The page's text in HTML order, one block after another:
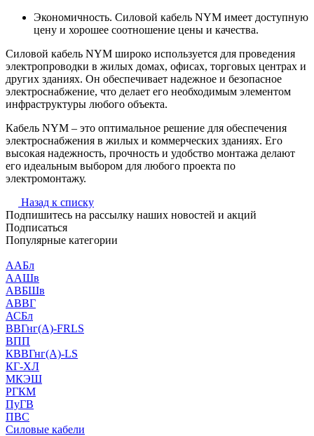
Экономичность. Силовой кабель NYM имеет доступную
цену и хорошее соотношение цены и качества.
Силовой кабель NYM широко используется для проведения
электропроводки в жилых домах, офисах, торговых центрах и
других зданиях. Он обеспечивает надежное и безопасное
электроснабжение, что делает его необходимым элементом
инфраструктуры любого объекта.
Кабель NYM – это оптимальное решение для обеспечения
электроснабжения в жилых и коммерческих зданиях. Его
высокая надежность, прочность и удобство монтажа делают
его идеальным выбором для любого проекта по
электромонтажу.
Назад к списку
Подпишитесь на рассылку наших новостей и акций
Подписаться
Популярные категории
ААБл
ААШв
АВБШв
АВВГ
АСБл
ВВГнг(А)-FRLS
ВПП
КВВГнг(А)-LS
КГ-ХЛ
МКЭШ
РГКМ
ПуГВ
ПВС
Силовые кабели